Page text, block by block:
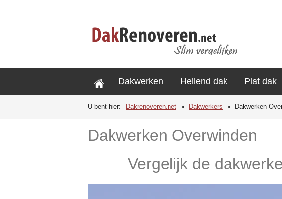
Dakwerken Hellend dak Plat dak
U bent hier: Dakrenoveren.net Dakwerkers Dakwerken
Dakwerken Overwinden
Vergelijk de